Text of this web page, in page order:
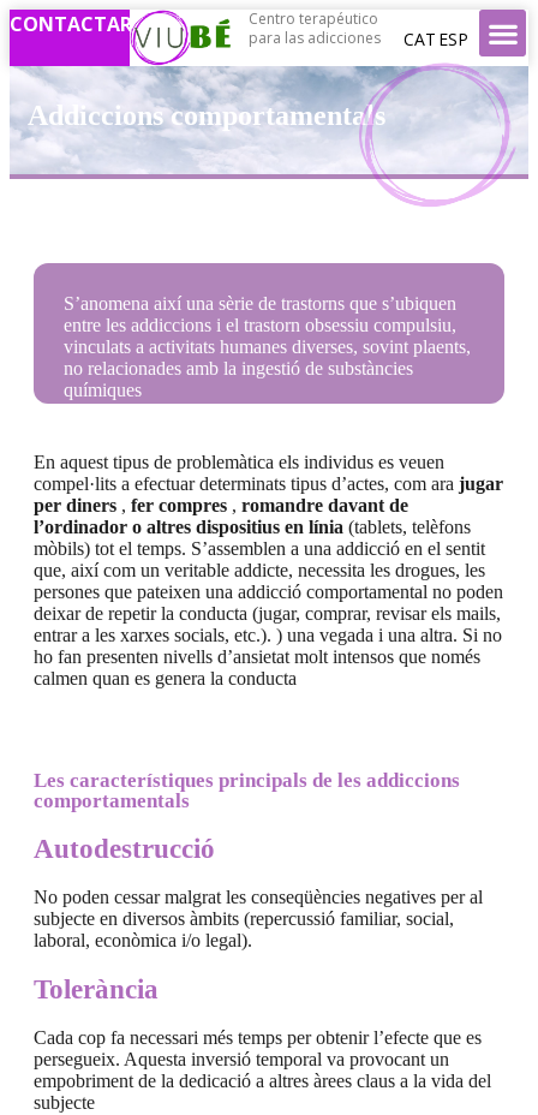
CONTACTAR
Centro terapéutico
para las adicciones
CAT ESP
Addiccions comportamentals
S’anomena així una sèrie de trastorns que s’ubiquen
entre les addiccions i el trastorn obsessiu compulsiu,
vinculats a activitats humanes diverses, sovint plaents,
no relacionades amb la ingestió de substàncies
químiques
En aquest tipus de problemàtica els individus es veuen
compel·lits a efectuar determinats tipus d’actes, com ara jugar
per diners , fer compres , romandre davant de
l’ordinador o altres dispositius en línia (tablets, telèfons
mòbils) tot el temps. S’assemblen a una addicció en el sentit
que, així com un veritable addicte, necessita les drogues, les
persones que pateixen una addicció comportamental no poden
deixar de repetir la conducta (jugar, comprar, revisar els mails,
entrar a les xarxes socials, etc.). ) una vegada i una altra. Si no
ho fan presenten nivells d’ansietat molt intensos que només
calmen quan es genera la conducta
Les característiques principals de les addiccions
comportamentals
Autodestrucció
No poden cessar malgrat les conseqüències negatives per al
subjecte en diversos àmbits (repercussió familiar, social,
laboral, econòmica i/o legal).
Tolerància
Cada cop fa necessari més temps per obtenir l’efecte que es
persegueix. Aquesta inversió temporal va provocant un
empobriment de la dedicació a altres àrees claus a la vida del
subjecte